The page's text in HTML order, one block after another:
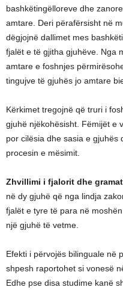
bashkëtingëlloreve dhe
amtare. Deri përafërsisht në
dëgjojnë dallimet mes
fjalët e të gjitha gjuhëve. Nga
amtare e foshnjes
tingujve të gjuhës jo amtare
Kërkimet tregojnë që truri i
gjuhë njëkohësisht. Fëmijët e
por cilësia dhe sasia e gjuhës
procesin e mësimit.
Zhvillimi i fjalorit dhe
në dy gjuhë që nga lindja
fjalët e tyre të para në
një gjuhë të vetme.
Efekti i përvojës bilinguale në
shpesh raportohet si vonesë
Edhe pse disa studime kanë